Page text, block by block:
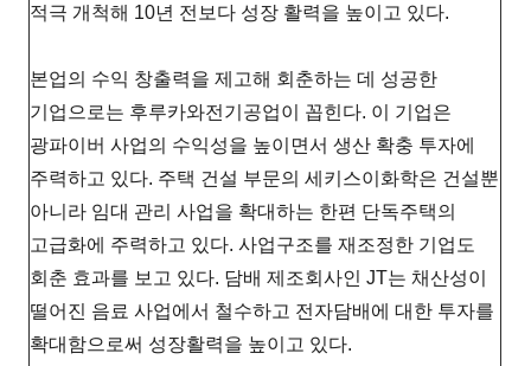
적극 개척해 10년 전보다 성장 활력을 높이고 있다.
본업의 수익 창출력을 제고해 회춘하는 데 성공한
기업으로는 후루카와전기공업이 꼽힌다. 이 기업은
광파이버 사업의 수익성을 높이면서 생산 확충 투자에
주력하고 있다. 주택 건설 부문의 세키스이화학은 건설뿐
아니라 임대 관리 사업을 확대하는 한편 단독주택의
고급화에 주력하고 있다. 사업구조를 재조정한 기업도
회춘 효과를 보고 있다. 담배 제조회사인 JT는 채산성이
떨어진 음료 사업에서 철수하고 전자담배에 대한 투자를
확대함으로써 성장활력을 높이고 있다.